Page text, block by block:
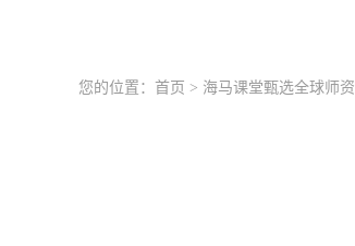
您的位置： 首页 > 海马课堂甄选全球师资